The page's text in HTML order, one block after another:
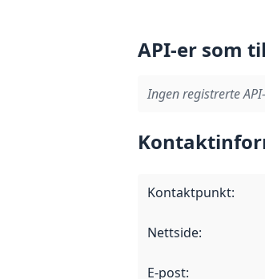
API-er som
Ingen registrerte
Kontaktpunkt:
Nettside:
E-post: